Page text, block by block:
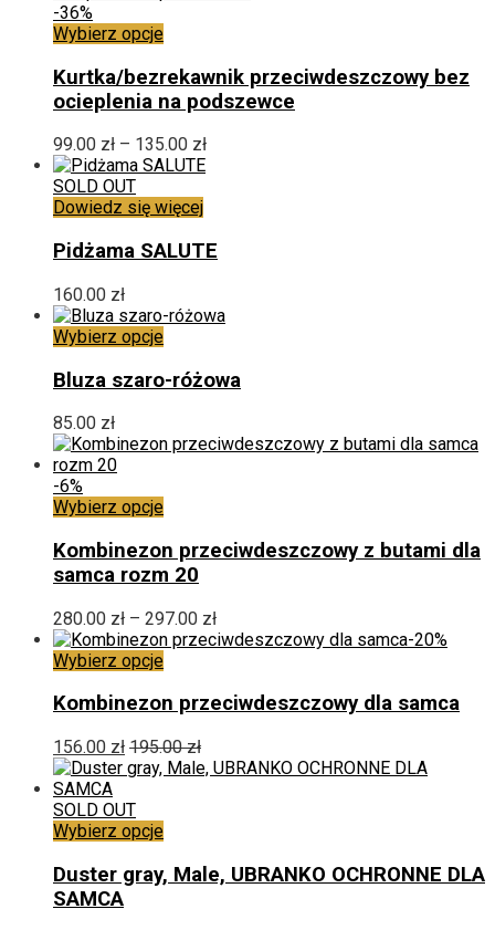
na
stronie
produktu
-36%
Wybierz opcjeTen
ma
wiele
wariantów.
Opcje
można
wybrać
na
stronie
produktu
Kurtka/bezrekawnik przeciwdeszczowy bez
ocieplenia na podszewce
99.00 zł – 135.00 złZakres
135.00 zł
SOLD OUT
Dowiedz się więcej
Pidżama SALUTE
160.00 zł
Wybierz opcjeTen
ma
Opcje
na
stronie
produktu
Bluza szaro-różowa
85.00 zł
-6%
Wybierz opcjeTen
ma
wiele
wariantów.
Opcje
można
wybrać
na
stronie
produktu
Kombinezon przeciwdeszczowy z butami dla
samca rozm 20
280.00 zł – 297.00 złZakres
cen:
do
-20%
Wybierz opcjeTen
ma
wariantów.
Opcje
na
stronie
produktu
Kombinezon przeciwdeszczowy dla samca
156.00 zł 195.00zł
SOLD OUT
Wybierz opcjeTen
ma
wiele
Duster gray, Male, UBRANKO OCHRONNE DLA
SAMCA